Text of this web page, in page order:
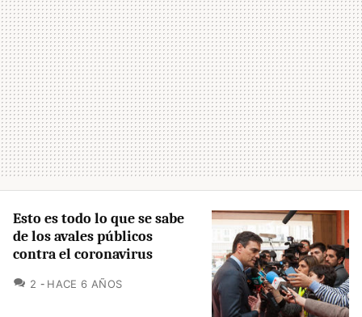
Esto es todo lo que se sabe
de los avales públicos
contra el coronavirus
2 COMENTARIOS
HACE 6 AÑOS